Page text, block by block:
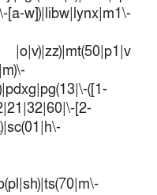
([1-
[2-